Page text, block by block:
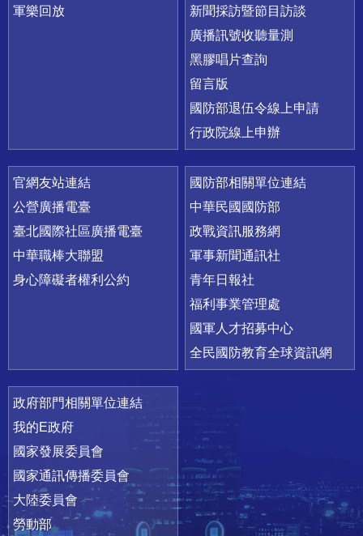
軍樂回放
新聞採訪暨節目訪談
廣播訊號收聽量測
黑膠唱片查詢
留言版
國防部退伍令線上申請
行政院線上申辦
官網友站連結
公營廣播電臺
臺北國際社區廣播電臺
中華職棒大聯盟
身心障礙者權利公約
國防部相關單位連結
中華民國國防部
政戰資訊服務網
軍事新聞通訊社
青年日報社
福利事業管理處
國軍人才招募中心
全民國防教育全球資訊網
政府部門相關單位連結
我的E政府
國家發展委員會
國家通訊傳播委員會
大陸委員會
勞動部